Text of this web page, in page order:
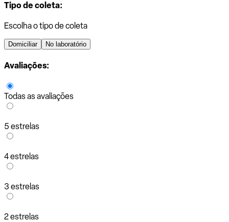
Tipo de coleta:
Escolha o tipo de coleta
Domiciliar No laboratório
Avaliações:
Todas as avaliações
5 estrelas
4 estrelas
3 estrelas
2 estrelas